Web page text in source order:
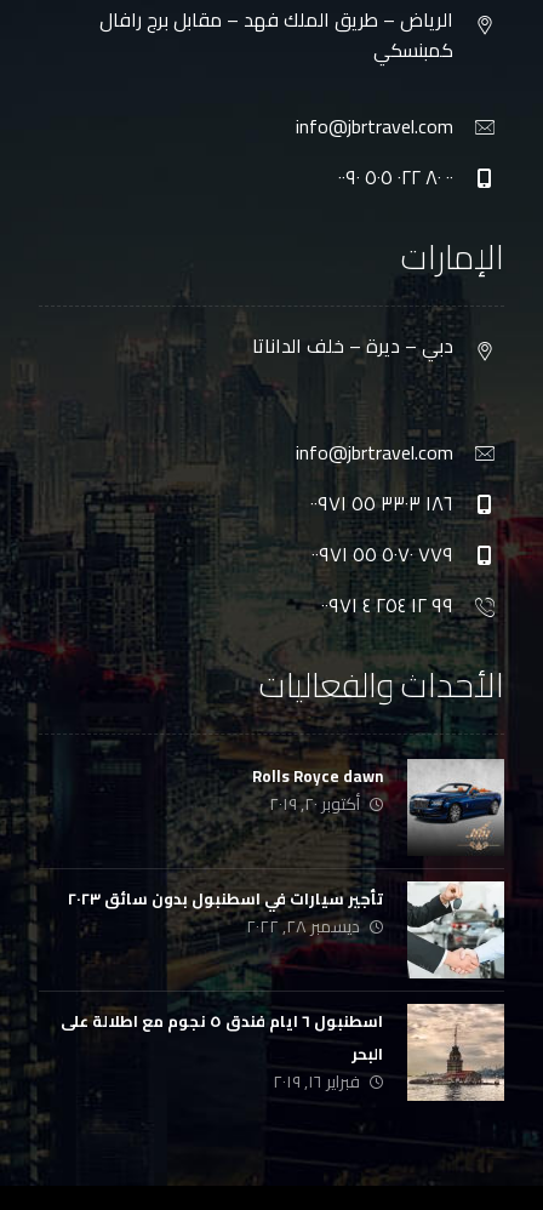
الرياض – طريق الملك فهد – مقابل برج رافال
كمبنسكي
info@jbrtravel.com
٠٠ ٨٠ ٠٢٢ ٥٠٥ ٠٠٩٠
الإمارات
دبي – ديرة – خلف الداناتا
info@jbrtravel.com
١٨٦ ٣٣٠٣ ٥٥ ٠٠٩٧١
٧٧٩ ٥٠٧٠ ٥٥ ٠٠٩٧١
٩٩ ١٢ ٢٥٤ ٤ ٠٠٩٧١
الأحداث والفعاليات
Rolls Royce dawn
أكتوبر ٢٠, ٢٠١٩
تأجير سيارات في اسطنبول بدون سائق ٢٠٢٣
ديسمبر ٢٨, ٢٠٢٢
اسطنبول ٦ ايام فندق ٥ نجوم مع اطلالة على
البحر
فبراير ١٦, ٢٠١٩